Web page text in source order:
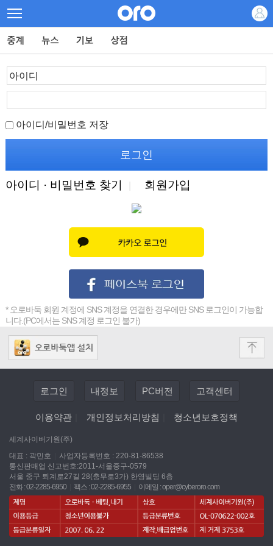
아이디/비밀번호 저장
아이디 · 비밀번호 찾기 회원가입
* 오로바둑 회원 계정에 SNS 계정을 연결한 경우에만 SNS 로그인이 가능합
니다.(PC에서는 SNS 계정 로그인 불가)
로그인 내정보 PC버전 고객센터
이용약관 개인정보처리방침 청소년보호정책
세계사이버기원(주)
대표 : 곽민호
사업자등록번호 : 220-81-86538
통신판매업 신고번호:2011-서울중구-0579
서울 중구 퇴계로27길 28(충무로3가) 한영빌딩 6층
전화 : 02-2285-6950
팩스 : 02-2285-6955 이메일 :oper@cyberoro.com